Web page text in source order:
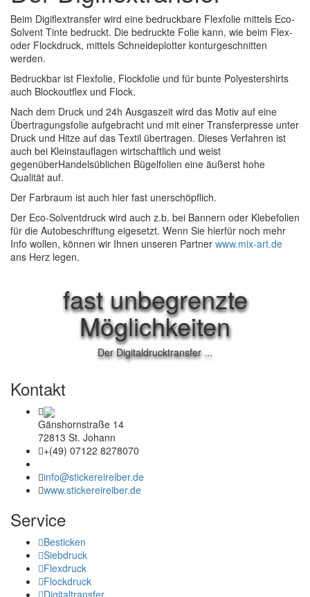
Beim Digiflextransfer wird eine bedruckbare Flexfolie mittels Eco-
Solvent Tinte bedruckt. Die bedruckte Folie kann, wie beim Flex-
oder Flockdruck, mittels Schneideplotter konturgeschnitten
werden.
Bedruckbar ist Flexfolie, Flockfolie und für bunte Polyestershirts
auch Blockoutflex und Flock.
Nach dem Druck und 24h Ausgaszeit wird das Motiv auf eine
Übertragungsfolie aufgebracht und mit einer Transferpresse unter
Druck und Hitze auf das Textil übertragen. Dieses Verfahren ist
auch bei Kleinstauflagen wirtschaftlich und weist
gegenüberHandelsüblichen Bügelfolien eine äußerst hohe
Qualität auf.
Der Farbraum ist auch hier fast unerschöpflich.
Der Eco-Solventdruck wird auch z.b. bei Bannern oder Klebefolien
für die Autobeschriftung eigesetzt. Wenn Sie hierfür noch mehr
Info wollen, können wir Ihnen unseren Partner www.mix-art.de
ans Herz legen.
fast unbegrenzte
Möglichkeiten
Der Digitaldrucktransfer ...
Kontakt
Gänshornstraße 14
72813 St. Johann
+(49) 07122 8278070
info@stickereireiber.de
www.stickereireiber.de
Service
Besticken
Siebdruck
Flexdruck
Flockdruck